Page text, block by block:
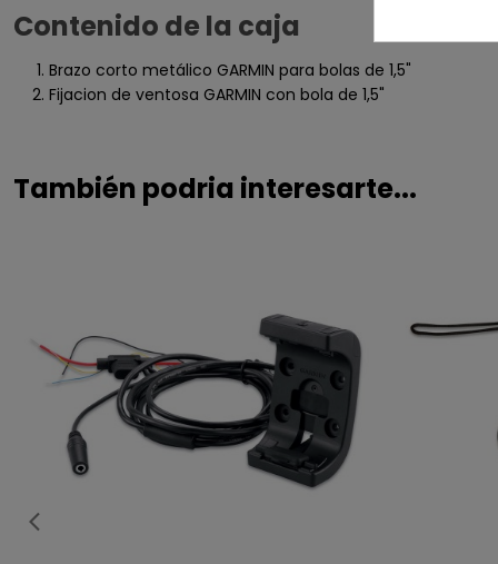
Contenido de la caja
Brazo corto metálico GARMIN para bolas de 1,5"
Fijacion de ventosa GARMIN con bola de 1,5"
También podria interesarte...